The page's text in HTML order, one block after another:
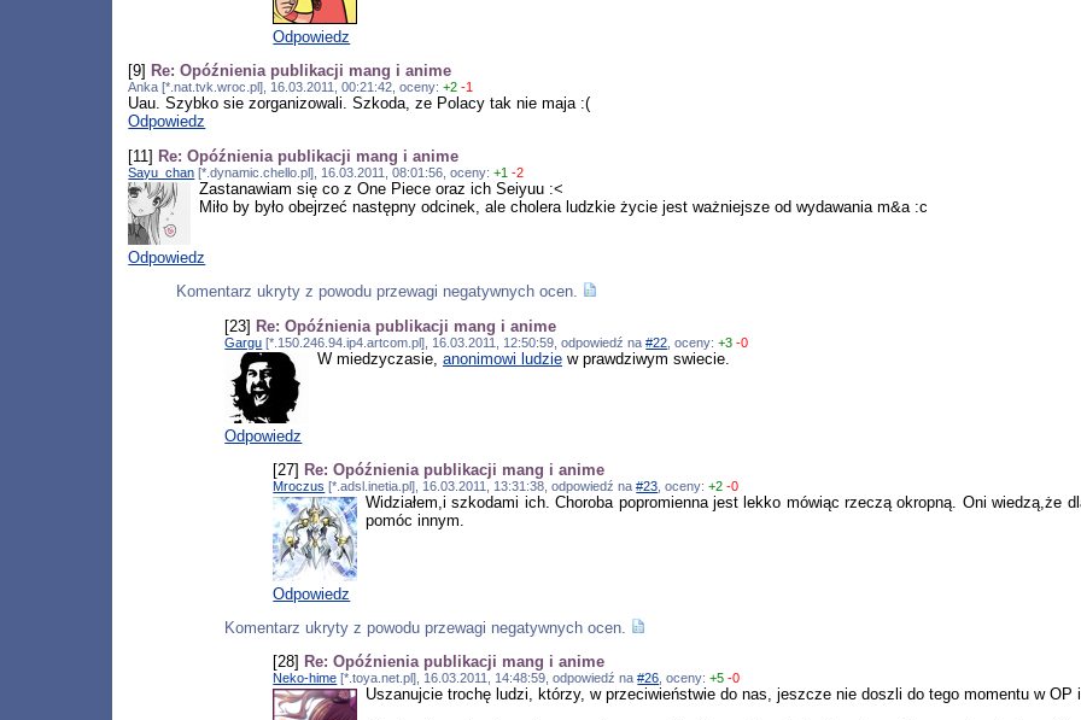
Odpowiedz
[9] Re: Opóźnienia publikacji mang i anime
Anka [*.nat.tvk.wroc.pl], 16.03.2011, 00:21:42, oceny:+2 -1
Uau. Szybko sie zorganizowali. Szkoda, ze Polacy tak nie maja :(
Odpowiedz
[11] Re: Opóźnienia publikacji mang i anime
Sayu_chan [*.dynamic.chello.pl], 16.03.2011, 08:01:56, oceny:+1 -2
Zastanawiam się co z One Piece oraz ich Seiyuu :<
Miło by było obejrzeć następny odcinek, ale cholera ludzkie życie jest ważniejsze od wydawania m&a :c
Odpowiedz
Komentarz ukryty z powodu przewagi negatywnych ocen.
[23] Re: Opóźnienia publikacji mang i anime
Gargu [*.150.246.94.ip4.artcom.pl], 16.03.2011, 12:50:59, odpowiedź na#22 , oceny:+3 -0
W miedzyczasie, anonimowi ludziew prawdziwym swiecie.
Odpowiedz
[27] Re: Opóźnienia publikacji mang i anime
Mroczus [*.adsl.inetia.pl], 16.03.2011, 13:31:38, odpowiedź na#23 , oceny:+2 -0
Widziałem,i szkodami ich. Choroba popromienna jest lekko mówiąc rzeczą okropną. Oni wiedzą,że
pomóc innym.
Odpowiedz
Komentarz ukryty z powodu przewagi negatywnych ocen.
[28] Re: Opóźnienia publikacji mang i anime
Neko-hime [*.toya.net.pl], 16.03.2011, 14:48:59, odpowiedź na#26 , oceny:+5 -0
Uszanujcie trochę ludzi, którzy, w przeciwieństwie do nas, jeszcze nie doszli do tego momentu w OP